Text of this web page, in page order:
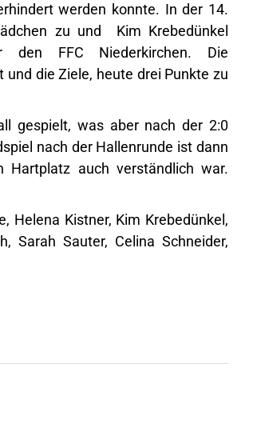
werden konnte. In der 14.
zu und Kim Krebedünkel
FFC Niederkirchen. Die
die Ziele, heute drei Punkte zu
gespielt, was aber nach der 2:0
nach der Hallenrunde ist dann
auch verständlich war.
Helena Kistner, Kim Krebedünkel,
Sarah Sauter, Celina Schneider,